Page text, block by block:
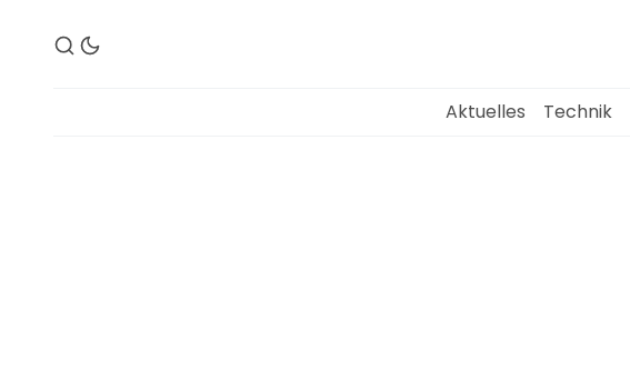
Aktuelles Technik